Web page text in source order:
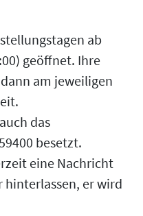
ab
geöffnet. Ihre
am jeweiligen
das
besetzt.
eine Nachricht
er wird